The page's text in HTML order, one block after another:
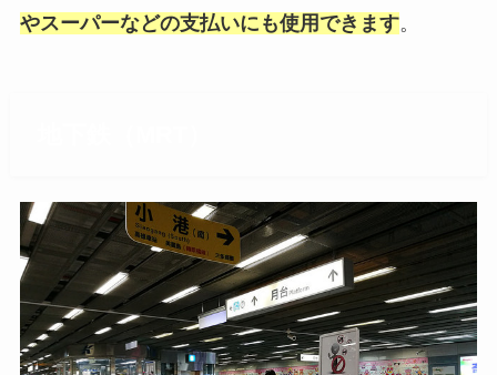
やスーパーなどの支払いにも使用できます。